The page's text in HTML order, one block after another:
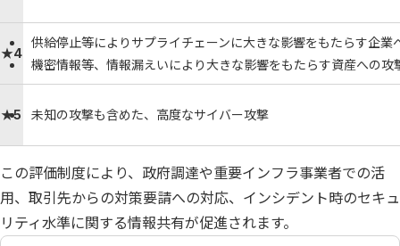
★4
供給停止等によりサプライチェーンに大きな影響をもたらす企業
機密情報等、情報漏えいにより大きな影響をもたらす資産への攻
★5 未知の攻撃も含めた、高度なサイバー攻撃
この評価制度により、政府調達や重要インフラ事業者での活
用、取引先からの対策要請への対応、インシデント時のセキュ
リティ水準に関する情報共有が促進されます。